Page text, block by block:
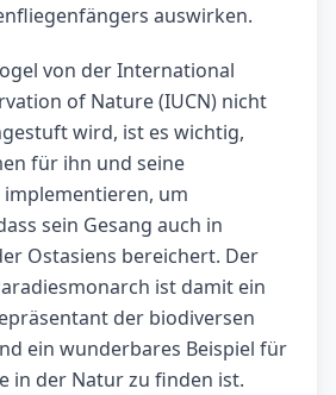
auswirken.
von der International
of Nature (IUCN) nicht
wird, ist es wichtig,
für ihn und seine
implementieren, um
sein Gesang auch in
Ostasiens bereichert. Der
ist damit ein
der biodiversen
ein wunderbares Beispiel für
in der Natur zu finden ist.